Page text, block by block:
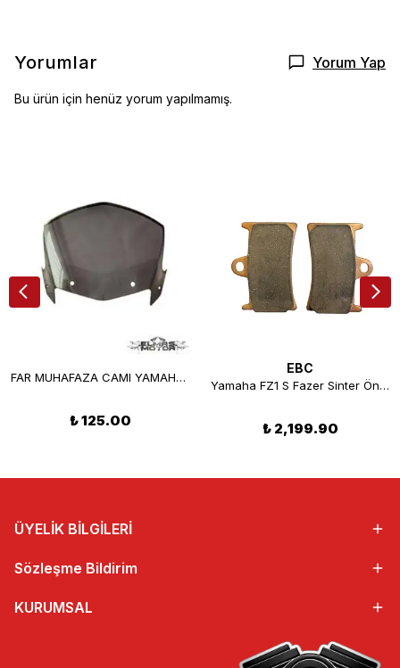
Yorumlar Yorum Yap
Bu ürün için henüz yorum yapılmamış.
FAR MUHAFAZA CAMI YAMAHA YBR 125 K
₺ 125.00
EBC
Yamaha FZ1 S Fazer Sinter Ön Disk Fren Balatası EBC FA252HH
₺ 2,199.90
ÜYELİK BİLGİLERİ
Sözleşme Bildirim
KURUMSAL